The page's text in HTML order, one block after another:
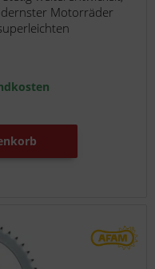
Motorräder